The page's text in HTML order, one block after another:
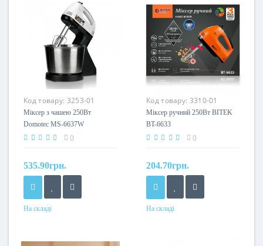
Код товару: 3253-01
Міксер з чашею 250Вт
Domotec MS-6637W
0
535.90грн.
На складі
Код товару: 3310-01
Міксер ручний 250Вт BITEK
BT-6633
0
204.70грн.
На складі